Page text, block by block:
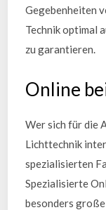
Gegebenheiten
Technik optimal
zu garantieren.
Online
Wer sich für die
Lichttechnik
spezialisierten
Spezialisierte
besonders